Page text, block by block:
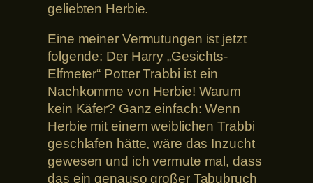
geliebten Herbie.
Eine meiner Vermutungen ist jetzt
folgende: Der Harry „Gesichts-
Elfmeter“ Potter Trabbi ist ein
Nachkomme von Herbie! Warum
kein Käfer? Ganz einfach: Wenn
Herbie mit einem weiblichen Trabbi
geschlafen hätte, wäre das Inzucht
gewesen und ich vermute mal, dass
das ein genauso großer Tabubruch